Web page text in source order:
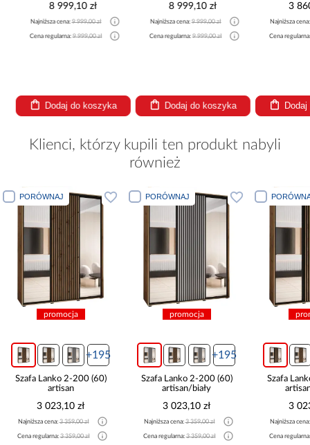
8 999,10 zł
Najniższa cena:9 999,00 zł
Cena regularna:9 999,00 zł
Dodaj do koszyka
8 999,10 zł
Najniższa cena:9 999,00 zł
Cena regularna:9 999,00 zł
Dodaj do koszyka
3
Najniższa
Cena
Klienci, którzy kupili ten produkt nabyli
również
PORÓWNAJ
promocja
+195
Szafa Lanko 2-200 (60)
artisan
3 023,10 zł
Najniższa cena:3 359,00 zł
Cena regularna:3 359,00 zł
PORÓWNAJ
promocja
+195
Szafa Lanko 2-200 (60)
artisan/biały
3 023,10 zł
Najniższa cena:3 359,00 zł
Cena regularna:3 359,00 zł
Szafa
3
Najniższa
Cena